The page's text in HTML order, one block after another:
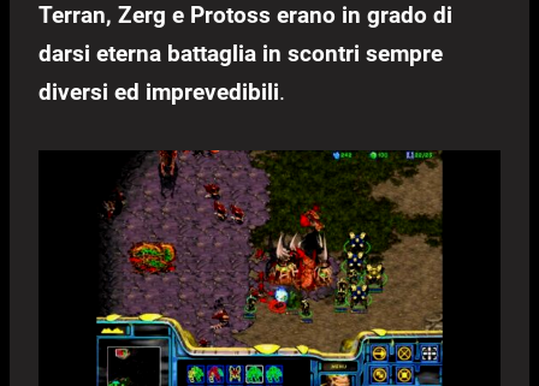
Terran, Zerg e Protoss erano in grado di
darsi eterna battaglia in scontri sempre
diversi ed imprevedibili.